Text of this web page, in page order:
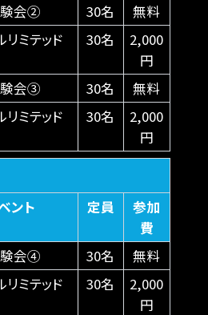
会② 30名
無料
リミテッド
30名
2,000
円
会③ 30名
無料
リミテッド
30名
2,000
円
ント 定員
参加
費
会④ 30名
無料
リミテッド
30名
2,000
円